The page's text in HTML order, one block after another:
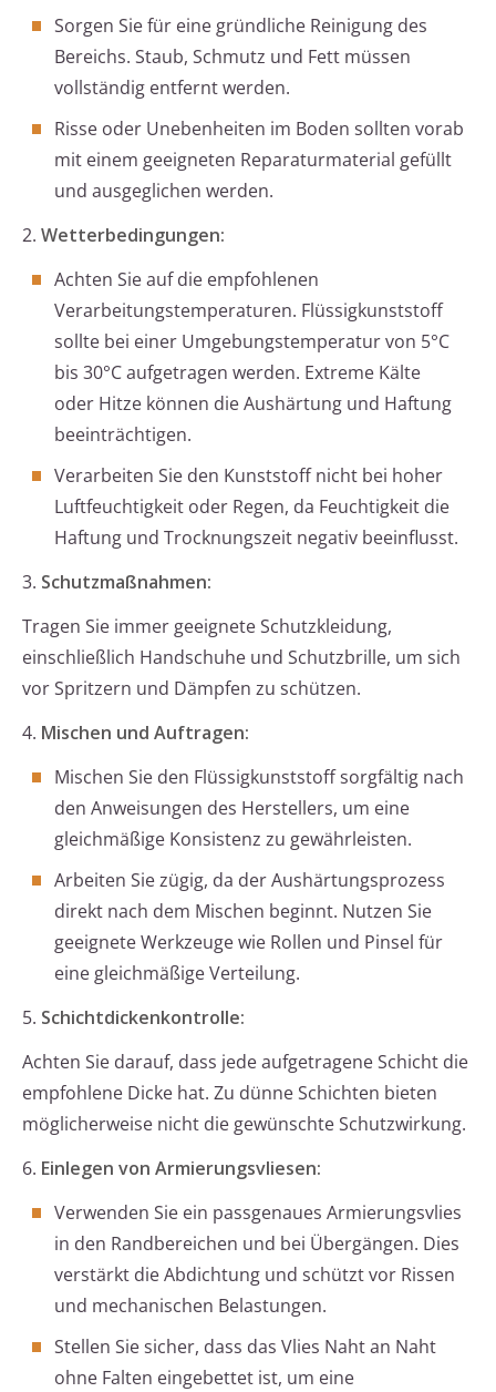
Sorgen Sie für eine gründliche Reinigung des
Bereichs. Staub, Schmutz und Fett müssen
vollständig entfernt werden.
Risse oder Unebenheiten im Boden sollten vorab
mit einem geeigneten Reparaturmaterial gefüllt
und ausgeglichen werden.
2. Wetterbedingungen:
Achten Sie auf die empfohlenen
Verarbeitungstemperaturen. Flüssigkunststoff
sollte bei einer Umgebungstemperatur von 5°C
bis 30°C aufgetragen werden. Extreme Kälte
oder Hitze können die Aushärtung und Haftung
beeinträchtigen.
Verarbeiten Sie den Kunststoff nicht bei hoher
Luftfeuchtigkeit oder Regen, da Feuchtigkeit die
Haftung und Trocknungszeit negativ beeinflusst.
3. Schutzmaßnahmen:
Tragen Sie immer geeignete Schutzkleidung,
einschließlich Handschuhe und Schutzbrille, um sich
vor Spritzern und Dämpfen zu schützen.
4. Mischen und Auftragen:
Mischen Sie den Flüssigkunststoff sorgfältig nach
den Anweisungen des Herstellers, um eine
gleichmäßige Konsistenz zu gewährleisten.
Arbeiten Sie zügig, da der Aushärtungsprozess
direkt nach dem Mischen beginnt. Nutzen Sie
geeignete Werkzeuge wie Rollen und Pinsel für
eine gleichmäßige Verteilung.
5. Schichtdickenkontrolle:
Achten Sie darauf, dass jede aufgetragene Schicht die
empfohlene Dicke hat. Zu dünne Schichten bieten
möglicherweise nicht die gewünschte Schutzwirkung.
6. Einlegen von Armierungsvliesen:
Verwenden Sie ein passgenaues Armierungsvlies
in den Randbereichen und bei Übergängen. Dies
verstärkt die Abdichtung und schützt vor Rissen
und mechanischen Belastungen.
Stellen Sie sicher, dass das Vlies Naht an Naht
ohne Falten eingebettet ist, um eine